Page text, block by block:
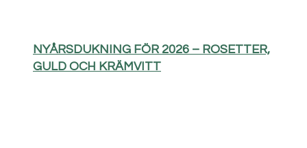
NYÅRSDUKNING FÖR 2026 – ROSETTER,
GULD OCH KRÄMVITT